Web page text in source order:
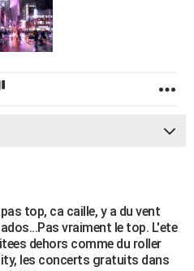
top, ca caille, y a du vent
vraiment le top. L'ete
dehors comme du roller
les concerts gratuits dans